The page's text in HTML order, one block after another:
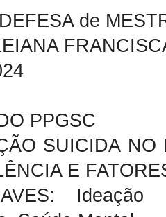
de
PPGSC
SUICIDA
E